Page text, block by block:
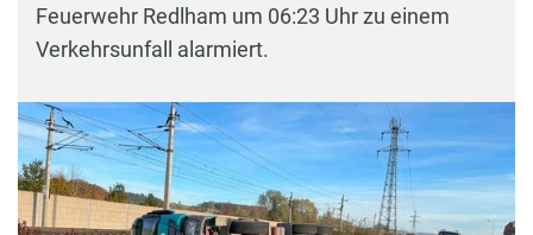
Feuerwehr Redlham um 06:23 Uhr zu einem
Verkehrsunfall alarmiert.